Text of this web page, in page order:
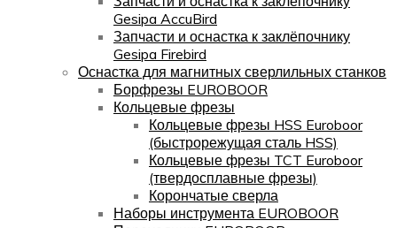
Gesipa AccuBird
Запчасти и оснастка к заклёпочнику
Gesipa Firebird
Оснастка для магнитных сверлильных станков
Борфрезы EUROBOOR
Кольцевые фрезы
Кольцевые фрезы HSS Euroboor
(быстрорежущая сталь HSS)
Кольцевые фрезы TCT Euroboor
(твердосплавные фрезы)
Корончатые сверла
Наборы инструмента EUROBOOR